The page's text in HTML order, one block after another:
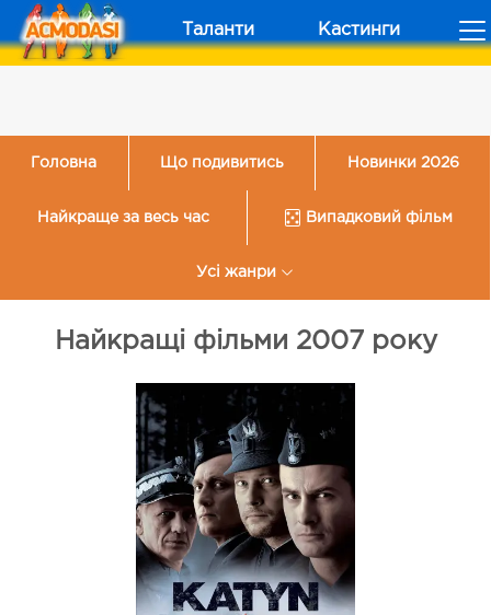
Таланти Кастинги
Головна Що подивитись Новинки 2026
Найкраще за весь час Випадковий фільм
Усі жанри
Найкращі фільми 2007 року